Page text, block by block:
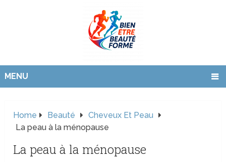
MENU
Home Beauté
Cheveux Et Peau
La peau à la ménopause
La peau à la ménopause